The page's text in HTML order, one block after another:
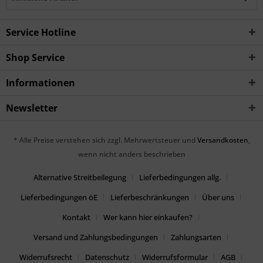
Service Hotline
Shop Service
Informationen
Newsletter
* Alle Preise verstehen sich zzgl. Mehrwertsteuer und Versandkosten,
wenn nicht anders beschrieben
Alternative Streitbeilegung
Lieferbedingungen allg.
Lieferbedingungen öE
Lieferbeschränkungen
Über uns
Kontakt
Wer kann hier einkaufen?
Versand und Zahlungsbedingungen
Zahlungsarten
Widerrufsrecht
Datenschutz Widerrufsformular AGB